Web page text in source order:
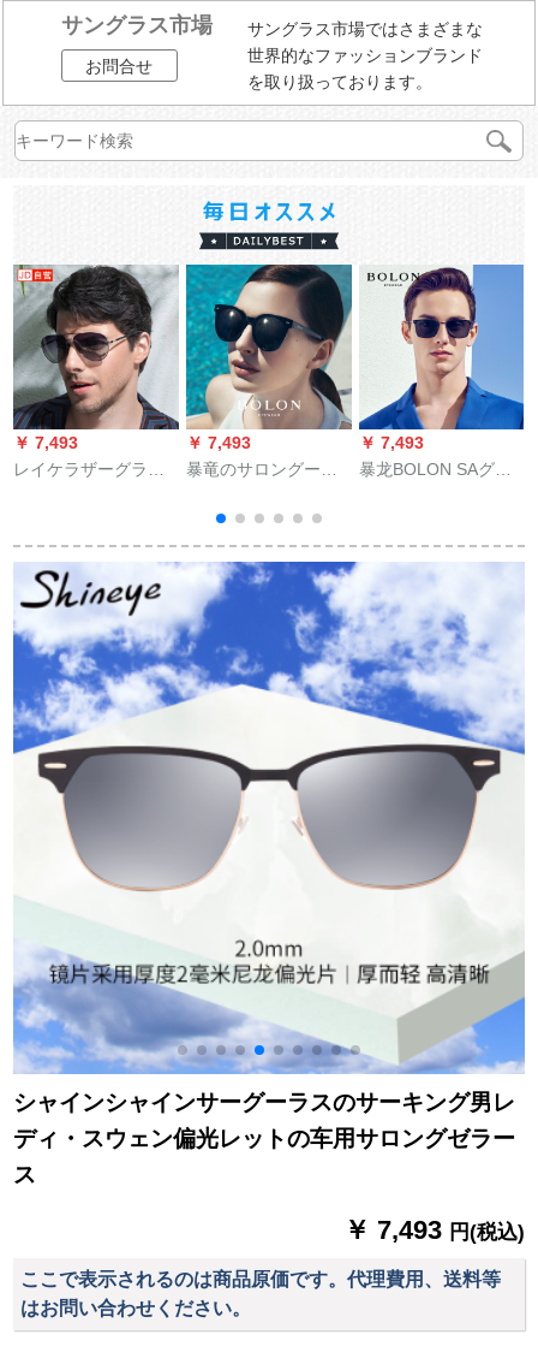
サングラス市場
お問合せ
サングラス市場ではさまざまな
世界的なファッションブランド
を取り扱っております。
￥ 7,493
レイケラザーグラグ
运転目偏光サングリ
ラス长颜サーグレイ
男H 284枪枠グラッド
グレイ片P 01
￥ 7,493
暴竜のサロングース
のスタのサーグリス
の高精細な偏光のサ
ングリスBL 3008 D
10-紫灰色-偏光
￥ 7,493
暴龙BOLON SAグロ
セイムボーイズBL
8056 C 15
シャインシャインサーグーラスのサーキング男レ
ディ・スウェン偏光レットの车用サロングゼラー
ス
￥ 7,493 円(税込)
ここで表示されるのは商品原価です。代理費用、送料等
はお問い合わせください。